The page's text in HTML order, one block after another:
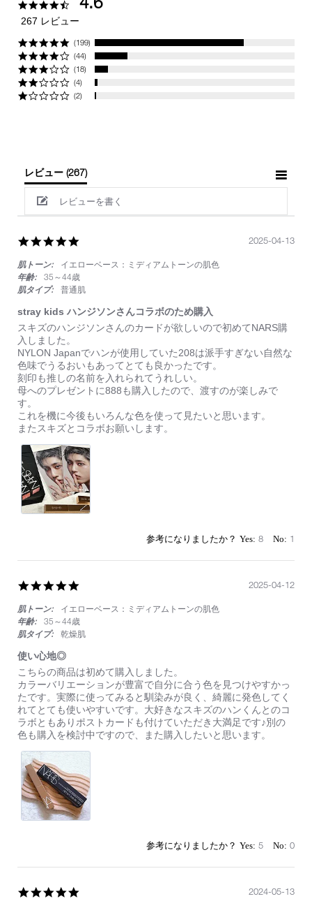
4.6
267 レビュー
(199)
(44)
(18)
(4)
(2)
レビュー (267)
レビューを書く
rating
肌トーン:
イエローベース：ミディアムトーンの肌色
年齢:
35～44歳
肌タイプ:
普通肌
stray kids ハンジソンさんコラボのため購入
Review
by
on
13
Apr
2025
review
stating
stray
kids
ハ
ン
ジ
ソ
ン
さ
ん
コ
ラ
ボ
の
た
め
スキズのハンジソンさんのカードが欲しいので初めてNARS購
入しました。
NYLON Japanでハンが使用していた208は派手すぎない自然な
色味でうるおいもあってとても良かったです。
刻印も推しの名前を入れられてうれしい。
母へのプレゼントに888も購入したので、渡すのが楽しみで
す。
これを機に今後もいろんな色を使って見たいと思います。
またスキズとコラボお願いします。
2025-04-13
8 1
rating
肌トーン:
イエローベース：ミディアムトーンの肌色
年齢:
35～44歳
肌タイプ:
乾燥肌
使い心地◎
Review
by
on
12
Apr
2025
review
stating
使
い
心
地
◎
こちらの商品は初めて購入しました。
カラーバリエーションが豊富で自分に合う色を見つけやすかっ
たです。実際に使ってみると馴染みが良く、綺麗に発色してく
れてとても使いやすいです。大好きなスキズのハンくんとのコ
ラボともありポストカードも付けていただき大満足です♪別の
色も購入を検討中ですので、また購入したいと思います。
2025-04-12
5 0
2024-05-13